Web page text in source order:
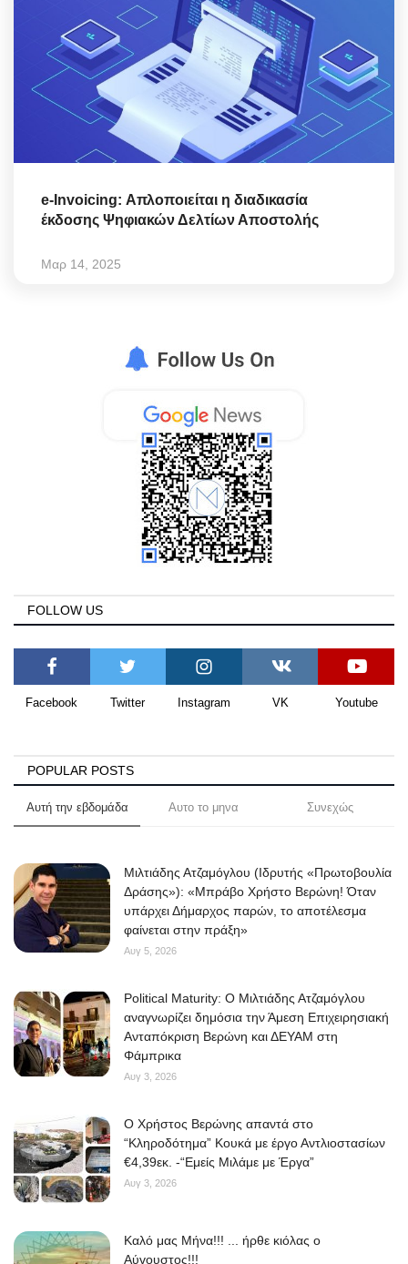
e-Invoicing: Απλοποιείται η διαδικασία
έκδοσης Ψηφιακών Δελτίων Αποστολής
Μαρ 14, 2025
FOLLOW US
Facebook Twitter Instagram VK Youtube
POPULAR POSTS
Αυτή την εβδομάδα Αυτο το μηνα Συνεχώς
Μιλτιάδης Ατζαμόγλου (Ιδρυτής «Πρωτοβουλία
Δράσης»): «Μπράβο Χρήστο Βερώνη! Όταν
υπάρχει Δήμαρχος παρών, το αποτέλεσμα
φαίνεται στην πράξη»
Αυγ 5, 2026
Political Maturity: Ο Μιλτιάδης Ατζαμόγλου
αναγνωρίζει δημόσια την Άμεση Επιχειρησιακή
Ανταπόκριση Βερώνη και ΔΕΥΑΜ στη
Φάμπρικα
Αυγ 3, 2026
O Χρήστος Βερώνης απαντά στο
“Κληροδότημα” Κουκά με έργο Αντλιοστασίων
€4,39εκ. -“Εμείς Μιλάμε με Έργα”
Αυγ 3, 2026
Kαλό μας Μήνα!!! ... ήρθε κιόλας ο
Αύγουστος!!!